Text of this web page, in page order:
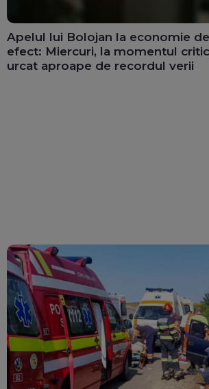
Apelul lui Bolojan la economie
efect: Miercuri, la momentul
urcat aproape de recordul verii